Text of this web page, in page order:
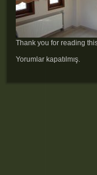
Thank you for reading
Yorumlar kapatılmış.